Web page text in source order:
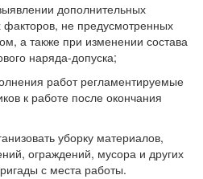
дополнительных
не предусмотренных
а также при изменении состава
наряда-допуска;
работ регламентируемые
к работе после окончания
уборку материалов,
ограждений, мусора и других
с места работы.